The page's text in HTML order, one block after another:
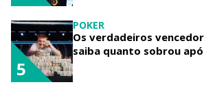
POKER
Os verdadeiros
saiba quanto sobrou
5